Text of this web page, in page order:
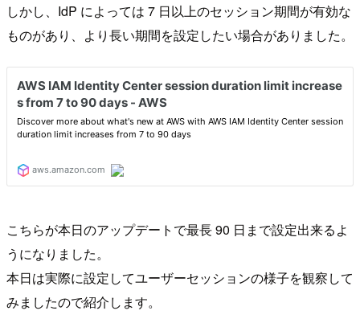
しかし、IdP によっては 7 日以上のセッション期間が有効な
ものがあり、より長い期間を設定したい場合がありました。
こちらが本日のアップデートで最長 90 日まで設定出来るよ
うになりました。
本日は実際に設定してユーザーセッションの様子を観察して
みましたので紹介します。